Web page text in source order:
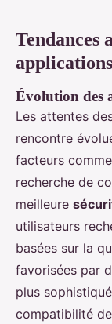
Tendances
Évolution des
Les attentes
rencontre
facteurs
recherche de
meilleure
utilisateurs
basées sur la
favorisées par
plus
compatibilité